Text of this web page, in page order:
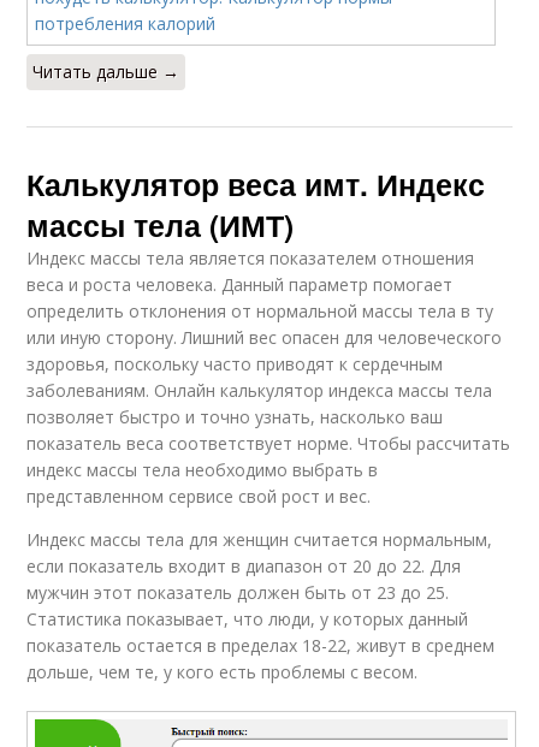
Читать дальше →
Калькулятор веса имт. Индекс
массы тела (ИМТ)
Индекс массы тела является показателем отношения
веса и роста человека. Данный параметр помогает
определить отклонения от нормальной массы тела в ту
или иную сторону. Лишний вес опасен для человеческого
здоровья, поскольку часто приводят к сердечным
заболеваниям. Онлайн калькулятор индекса массы тела
позволяет быстро и точно узнать, насколько ваш
показатель веса соответствует норме. Чтобы рассчитать
индекс массы тела необходимо выбрать в
представленном сервисе свой рост и вес.
Индекс массы тела для женщин считается нормальным,
если показатель входит в диапазон от 20 до 22. Для
мужчин этот показатель должен быть от 23 до 25.
Статистика показывает, что люди, у которых данный
показатель остается в пределах 18-22, живут в среднем
дольше, чем те, у кого есть проблемы с весом.